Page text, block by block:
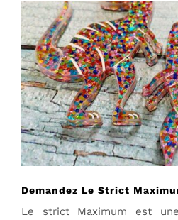
Demandez Le Strict
Le strict Maximum est